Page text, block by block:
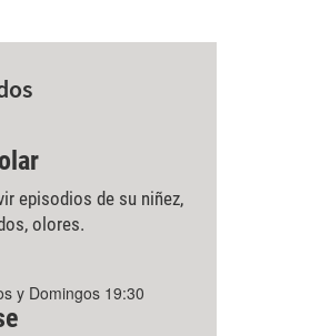
episodios de su niñez,
olores.
y Domingos 19:30